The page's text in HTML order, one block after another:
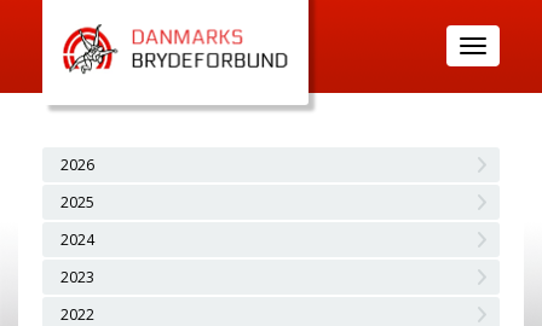
Toggle
navigation
2026
2025
2024
2023
2022